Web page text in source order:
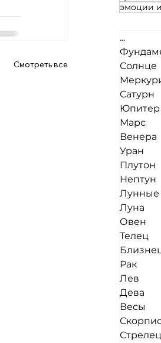
Смотреть все
эмоции и
...
Солнце
Сатурн
Юпитер
Марс
Венера
Уран
Плутон
Нептун
Лунные
Луна
Овен
Телец
Рак
Лев
Дева
Весы
Стрелец